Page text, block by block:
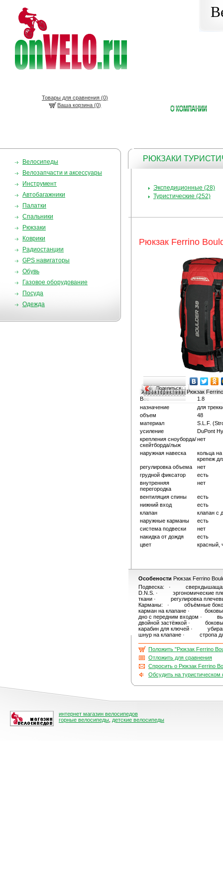
Товары для сравнения (0)
Ваша корзина (0)
Велосипеды
Велозапчасти и аксессуары
Инструмент
Автобагажники
Палатки
Спальники
Рюкзаки
Коврики
Радиостанции
GPS навигаторы
Обувь
Газовое оборудование
Посуда
Одежда
РЮКЗАКИ
Экспедиционные (28)
Туристические (252)
Рюкзак Ferrino
Поделиться…
ХарактеристикиРюкзак
Вес
1.8
назначение
для
объем
48
материал
S.L.F.
усиление
DuPont
крепления сноуборда/
скейтборда/лыж
нет
наружная навеска
кольца
крепеж
регулировка объема
нет
грудной фиксатор
есть
внутренняя
перегородка
нет
вентиляция спины
есть
нижний вход
есть
клапан
клапан с
наружные карманы
есть
система подвески
нет
накидка от дождя
есть
цвет
красный,
Особености Рюкзак Ferrino
Подвеска: · сверхдышащая
D.N.S. · эргономические
ткани · регулировка
Карманы: · объёмные
карман на клапане ·
дно с передним входом ·
двойной застёжкой ·
карабин для ключей ·
шнур на клапане · стропа
Положить "Рюкзак Ferrino
Отложить для сравнения
Спросить о Рюкзак Ferrino
Обсудить на
интернет магазин велосипедов
горные велосипеды детские велосипеды